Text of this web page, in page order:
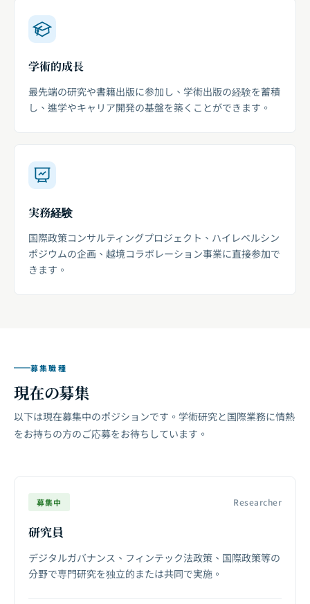
学術的成長
最先端の研究や書籍出版に参加し、学術出版の経験を蓄積
し、進学やキャリア開発の基盤を築くことができます。
実務経験
国際政策コンサルティングプロジェクト、ハイレベルシン
ポジウムの企画、越境コラボレーション事業に直接参加で
きます。
募集職種
現在の募集
以下は現在募集中のポジションです。学術研究と国際業務に情熱
をお持ちの方のご応募をお待ちしています。
募集中 Researcher
研究員
デジタルガバナンス、フィンテック法政策、国際政策等の
分野で専門研究を独立的または共同で実施。